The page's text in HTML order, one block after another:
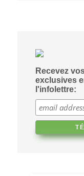
Recevez
exclusives
l'infolettre: